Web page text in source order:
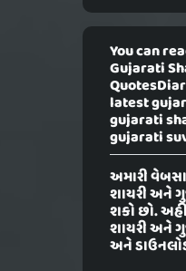
You can
Gujarati
latest
gujarati
gujarati
અમારી
શાયરી અને
શકો છો.
શાયરી અને
અને